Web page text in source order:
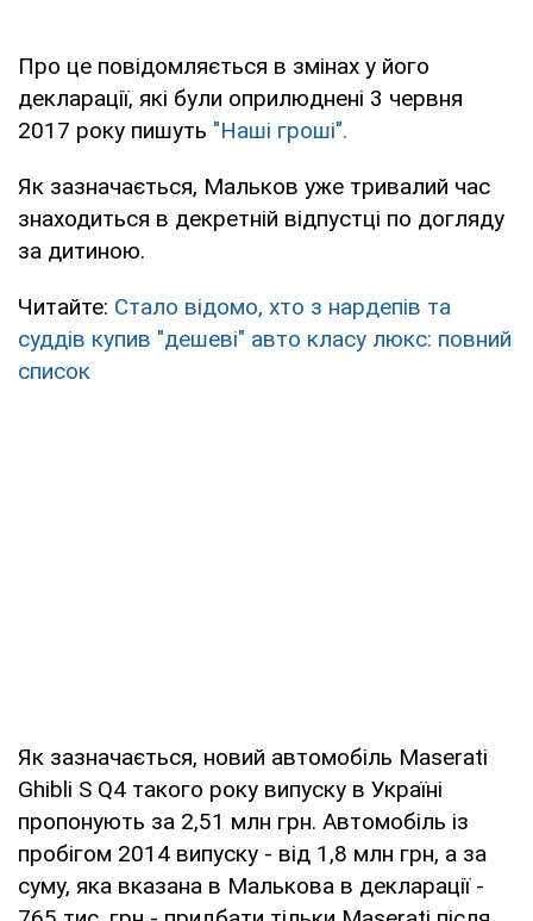
Про це повідомляється в змінах у його
декларації, які були оприлюднені 3 червня
2017 року пишуть "Наші гроші".
Як зазначається, Мальков уже тривалий час
знаходиться в декретній відпустці по догляду
за дитиною.
Читайте: Стало відомо, хто з нардепів та
суддів купив "дешеві" авто класу люкс: повний
список
Як зазначається, новий автомобіль Maserati
Ghibli S Q4 такого року випуску в Україні
пропонують за 2,51 млн грн. Автомобіль із
пробігом 2014 випуску - від 1,8 млн грн, а за
суму, яка вказана в Малькова в декларації -